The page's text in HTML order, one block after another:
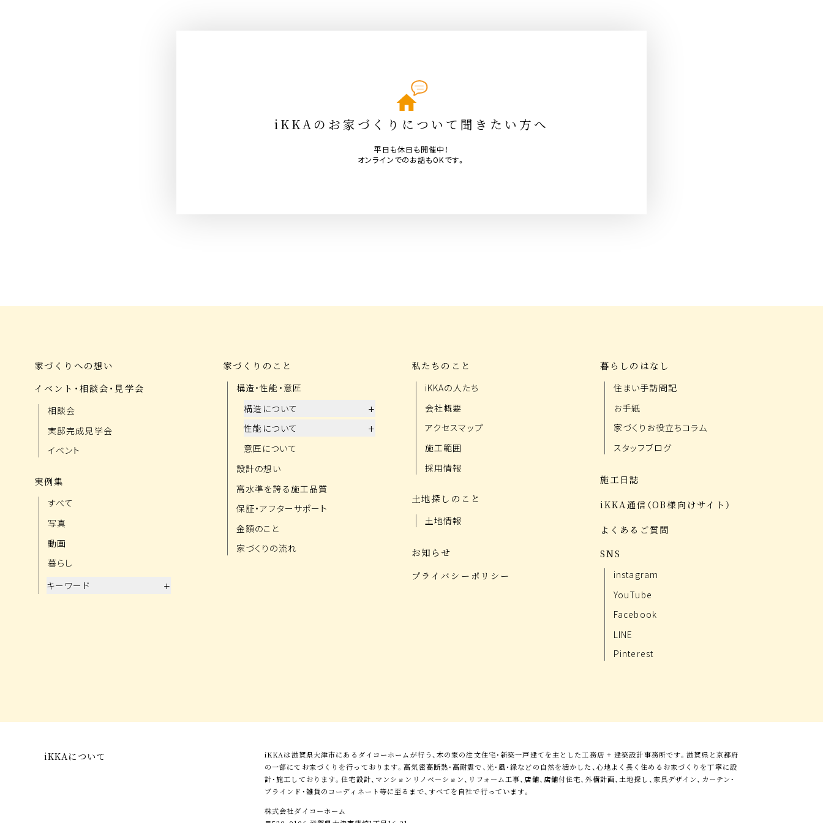
iKKAのお家づくりについて聞きたい方へ
平日も休日も開催中！
オンラインでのお話もOKです。
家づくりへの想い
イベント・相談会・見学会
相談会
実邸完成見学会
イベント
実例集
すべて
写真
動画
暮らし
キーワード
+
家づくりのこと
構造・性能・意匠
構造について
+
性能について +
意匠について
設計の想い
高水準を誇る施工品質
保証・アフターサポート
金額のこと
家づくりの流れ
私たちのこと
iKKAの人たち
会社概要
アクセスマップ
施工範囲
採用情報
土地探しのこと
土地情報
お知らせ
プライバシーポリシー
暮らしのはなし
住まい手訪問記
お手紙
家づくりお役立ちコラム
スタッフブログ
施工日誌
iKKA通信（OB様向けサイト）
よくあるご質問
SNS
instagram
YouTube
Facebook
LINE
Pinterest
iKKAについて
iKKAは滋賀県大津市にあるダイコーホームが行う、木の家の注文住宅・新築一戸建てを主とした工務店 + 建築設計事務所です。滋賀県と京都府
の一部にてお家づくりを行っております。高気密高断熱・高耐震で、光・風・緑などの自然を活かした、心地よく長く住めるお家づくりを丁寧に設
計・施工しております。住宅設計、マンションリノベーション、リフォーム工事、店舗、店舗付住宅、外構計画、土地探し、家具デザイン、カーテン・
ブラインド・雑貨のコーディネート等に至るまで、すべてを自社で行っています。
株式会社ダイコーホーム